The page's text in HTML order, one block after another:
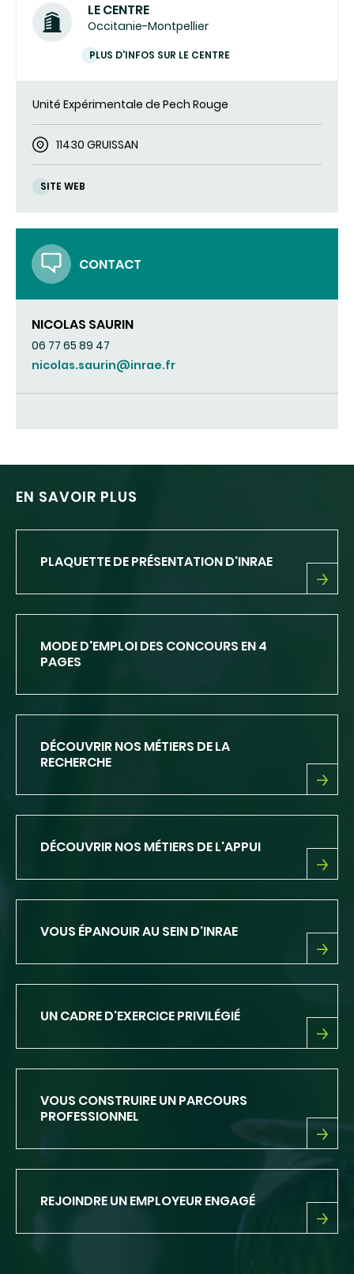
LE CENTRE
Occitanie-Montpellier
PLUS D'INFOS SUR LE CENTRE
Unité Expérimentale de Pech Rouge
11430 GRUISSAN
SITE WEB
CONTACT
NICOLAS SAURIN
06 77 65 89 47
nicolas.saurin@inrae.fr
EN SAVOIR PLUS
PLAQUETTE DE PRÉSENTATION D'INRAE
PLAQUETTE
MODE D'EMPLOI DES CONCOURS EN 4
PAGES
DÉCOUVRIR NOS MÉTIERS DE LA
RECHERCHE
DÉCOUVRIR
DE
LA
DÉCOUVRIR NOS MÉTIERS DE L'APPUI
DÉCOUVRIR
L'APPUI
VOUS ÉPANOUIR AU SEIN D'INRAE
VOUS
D'INRAE
UN CADRE D'EXERCICE PRIVILÉGIÉ
UN
VOUS CONSTRUIRE UN PARCOURS
PROFESSIONNEL
VOUS
PROFESSIONNEL
REJOINDRE UN EMPLOYEUR ENGAGÉ
REJOINDRE